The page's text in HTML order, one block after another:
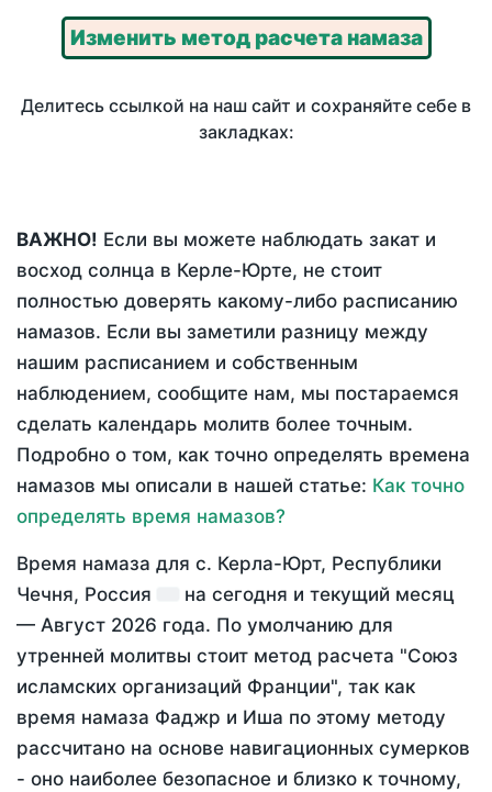
Изменить метод расчета намаза
Делитесь ссылкой на наш сайт и сохраняйте себе в
закладках:
ВАЖНО! Если вы можете наблюдать закат и
восход солнца в Керле-Юрте, не стоит
полностью доверять какому-либо расписанию
намазов. Если вы заметили разницу между
нашим расписанием и собственным
наблюдением, сообщите нам, мы постараемся
сделать календарь молитв более точным.
Подробно о том, как точно определять времена
намазов мы описали в нашей статье: Как точно
определять время намазов?
Время намаза для с. Керла-Юрт, Республики
Чечня, Россия
на сегодня и текущий месяц
— Август 2026 года. По умолчанию для
утренней молитвы стоит метод расчета "Союз
исламских организаций Франции", так как
время намаза Фаджр и Иша по этому методу
рассчитано на основе навигационных сумерков
- оно наиболее безопасное и близко к точному,